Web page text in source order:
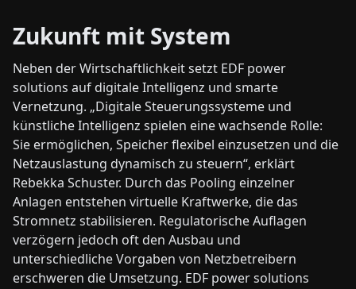
Zukunft mit System
Neben der Wirtschaftlichkeit setzt EDF power
solutions auf digitale Intelligenz und smarte
Vernetzung. „Digitale Steuerungssysteme und
künstliche Intelligenz spielen eine wachsende Rolle:
Sie ermöglichen, Speicher flexibel einzusetzen und die
Netzauslastung dynamisch zu steuern“, erklärt
Rebekka Schuster. Durch das Pooling einzelner
Anlagen entstehen virtuelle Kraftwerke, die das
Stromnetz stabilisieren. Regulatorische Auflagen
verzögern jedoch oft den Ausbau und
unterschiedliche Vorgaben von Netzbetreibern
erschweren die Umsetzung. EDF power solutions